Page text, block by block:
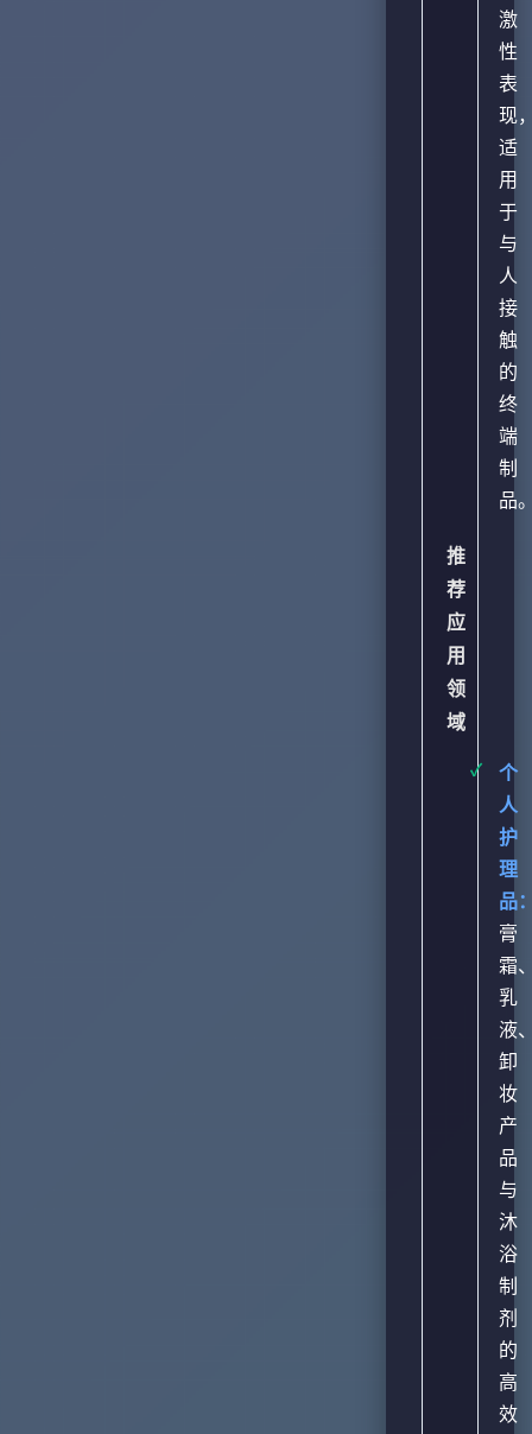
激
性
表
现
适
用
于
与
人
接
触
的
终
端
制
品
推
荐
应
用
领
域
个
人
护
理
品
膏
霜
乳
液
卸
妆
产
品
与
沐
浴
制
剂
的
高
效